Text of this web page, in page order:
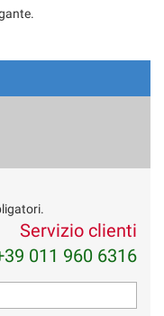
Servizio clienti
011 960 6316